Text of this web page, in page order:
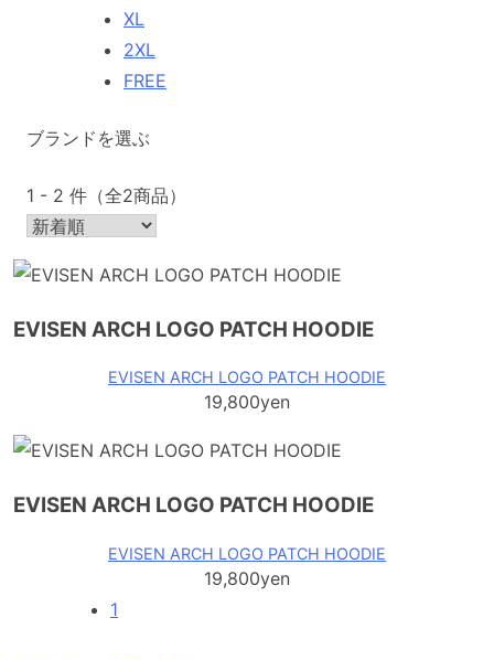
XL
2XL
FREE
ブランドを選ぶ
1 - 2 件（全2商品）
EVISEN ARCH LOGO PATCH HOODIE
EVISEN ARCH LOGO PATCH HOODIE
19,800yen
EVISEN ARCH LOGO PATCH HOODIE
EVISEN ARCH LOGO PATCH HOODIE
19,800yen
1